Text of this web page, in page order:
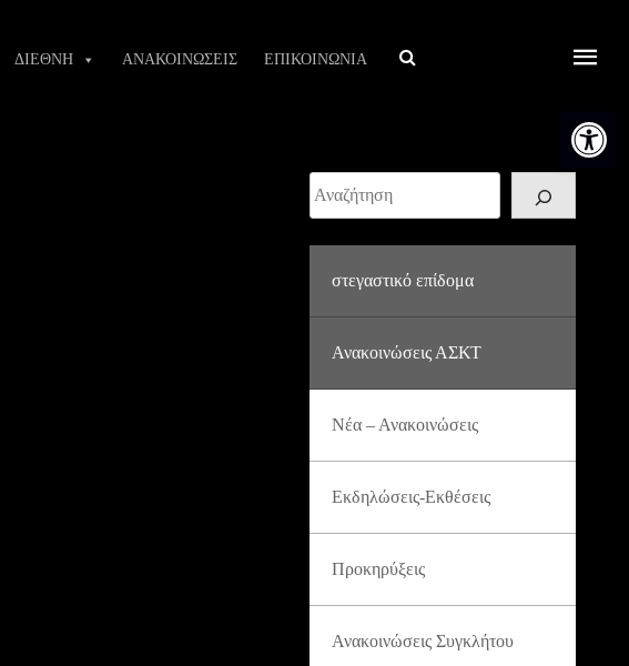
Ανοίξτε
ΔΙΕΘΝΗ ΑΝΑΚΟΙΝΩΣΕΙΣ ΕΠΙΚΟΙΝΩΝΙΑ Αναζήτηση
Αναζήτηση
στεγαστικό επίδομα
Ανακοινώσεις ΑΣΚΤ
Νέα – Ανακοινώσεις
Εκδηλώσεις-Εκθέσεις
Προκηρύξεις
Ανακοινώσεις Συγκλήτου